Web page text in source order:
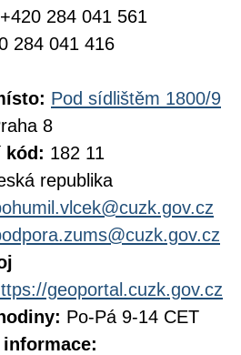
+420 284 041 561
284 041 416
Pod sídlištěm 1800/9
8
kód: 182 11
republika
geoportal.cuzk.gov.cz
Po-Pá 9-14 CET
informace: